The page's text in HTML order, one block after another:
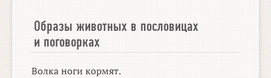
Образы животных в пословицах
и поговорках
Волка ноги кормят.